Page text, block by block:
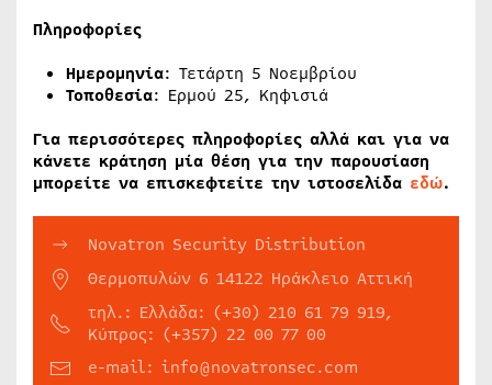
Πληροφορίες
Ημερομηνία: Τετάρτη 5 Νοεμβρίου
Τοποθεσία: Ερμού 25, Κηφισιά
Για περισσότερες πληροφορίες αλλά και για να
κάνετε κράτηση μία θέση για την παρουσίαση
μπορείτε να επισκεφτείτε την ιστοσελίδα εδώ.
Novatron Security Distribution
Θερμοπυλών 6 14122 Ηράκλειο Αττική
τηλ.: Ελλάδα: (+30) 210 61 79 919,
Κύπρος: (+357) 22 00 77 00
e-mail: info@novatronsec.com